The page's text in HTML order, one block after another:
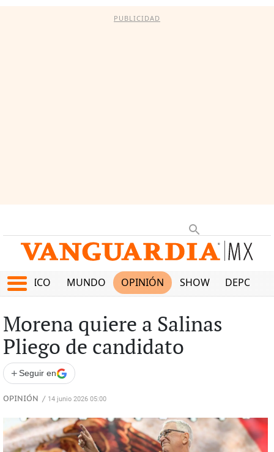
PUBLICIDAD
MÉXICO MUNDO OPINIÓN SHOW
Morena quiere a Salinas
Pliego de candidato
+ Seguir en
OPINIÓN / 14 junio 2026 05:00